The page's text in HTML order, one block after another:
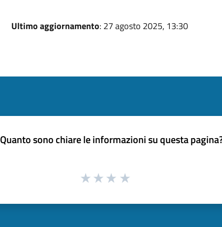
Ultimo aggiornamento: 27 agosto 2025, 13:30
Quanto sono chiare le informazioni su questa